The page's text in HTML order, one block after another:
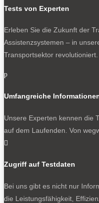
Tests von Experten
Erleben Sie die Zukunft der
Assistenzsystemen – in
Transportsektor revolutioniert.
p
Umfangreiche
Unsere Experten kennen die
auf dem Laufenden. Von

Zugriff auf Testdaten
Bei uns gibt es nicht nur
die Leistungsfähigkeit,